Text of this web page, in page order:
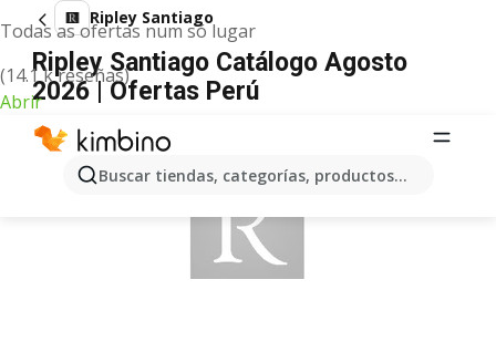
Todas as ofertas num só lugar
(14.1 k reseñas)
Abrir
Buscar tiendas, categorías, productos...
Ripley Santiago
Ripley Santiago Catálogo Agosto
2026 | Ofertas Perú